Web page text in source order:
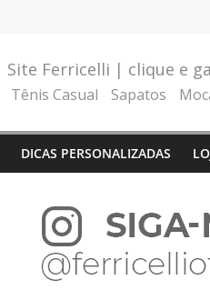
Site Ferricelli | clique e
Tênis Casual Sapatos
DICAS PERSONALIZADAS